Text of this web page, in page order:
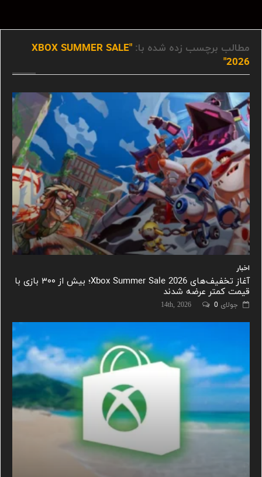
مطالب برچسب زده شده با: "XBOX SUMMER SALE
2026"
اخبار
آغاز تخفیف‌های Xbox Summer Sale 2026؛ بیش از ۳۰۰ بازی با
قیمت کمتر عرضه شدند
جولای 14th, 2026 0